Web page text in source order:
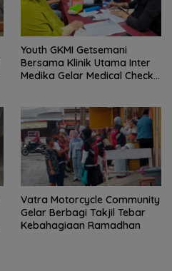
Youth GKMI Getsemani
Bersama Klinik Utama Inter
Medika Gelar Medical Check
Vatra Motorcycle Community
Gelar Berbagi Takjil Tebar
Kebahagiaan Ramadhan